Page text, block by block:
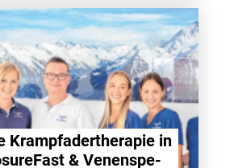
Krampf­ader­the­rapie in
& Venen­spe­